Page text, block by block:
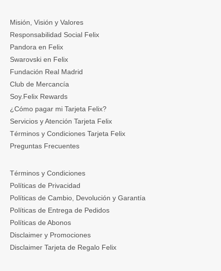
Misión, Visión y Valores
Responsabilidad Social Felix
Pandora en Felix
Swarovski en Felix
Fundación Real Madrid
Club de Mercancía
Soy.Felix Rewards
¿Cómo pagar mi Tarjeta Felix?
Servicios y Atención Tarjeta Felix
Términos y Condiciones Tarjeta Felix
Preguntas Frecuentes
Términos y Condiciones
Políticas de Privacidad
Políticas de Cambio, Devolución y Garantía
Políticas de Entrega de Pedidos
Políticas de Abonos
Disclaimer y Promociones
Disclaimer Tarjeta de Regalo Felix